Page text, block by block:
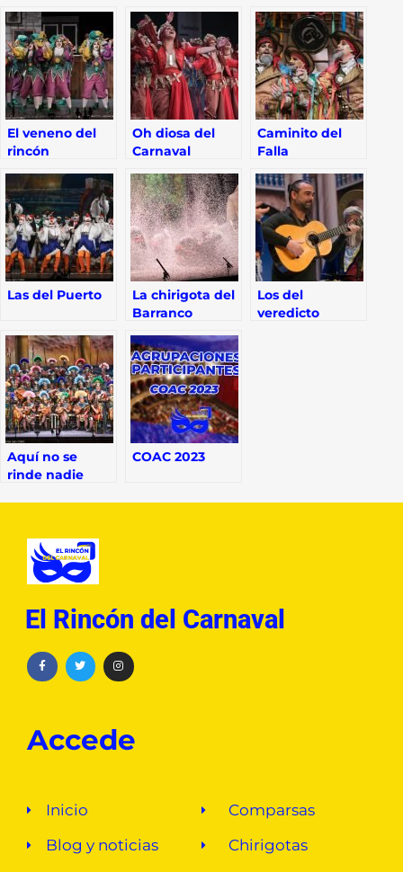
El veneno del
rincón
Oh diosa del
Carnaval
Caminito del
Falla
Las del Puerto
La chirigota del
Barranco
Los del
veredicto
Aquí no se
rinde nadie
COAC 2023
El Rincón del Carnaval
Accede
Inicio
Blog y noticias
Comparsas
Chirigotas